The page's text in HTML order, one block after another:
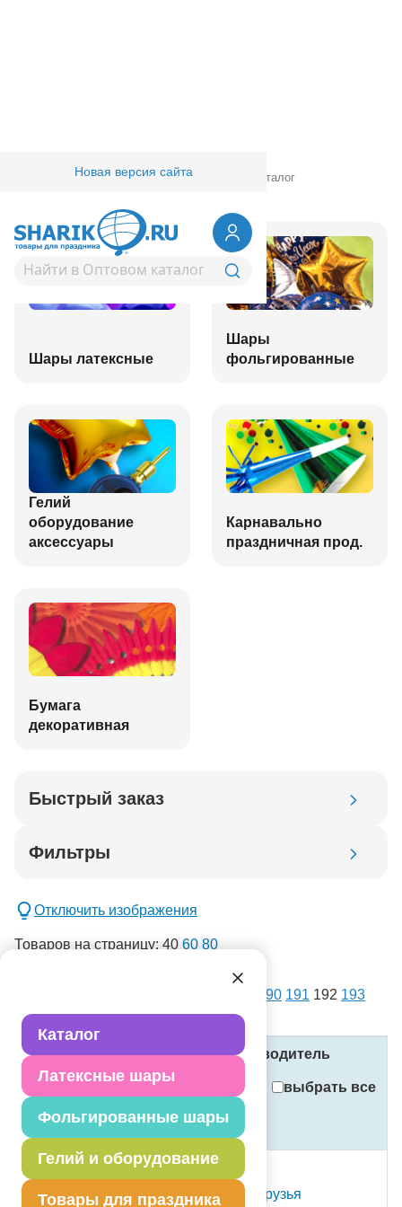
Каталог
Латексные шары
Фольгированные шары
Гелий и оборудование
Товары для праздника
Новая версия сайта
Товары для праздника/ Оптовый каталог
Шары латексные
Шары
фольгированные
Гелий
оборудование
аксессуары
Карнавально
праздничная прод.
Бумага
декоративная
Быстрый заказ
Фильтры
новинка
спецпредложение
Применить
Сбросить фильтры
Отключить изображения
Товаров на страницу: 40 60 80
190 191 192 193
194...360
Название Код Производитель
выбрать все
Стоимость
(в рублях, с учётом НДС)
С Т О К
Шар с рисунком 14" Друзья